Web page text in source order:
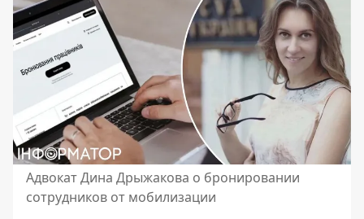
Адвокат Дина Дрыжакова о бронировании
сотрудников от мобилизации